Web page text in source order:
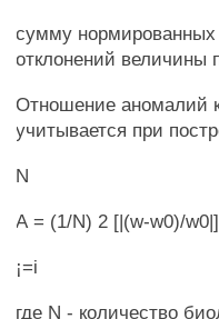
сумму
отклонений величины
Отношение аномалий
учитывается при
N
А = (1/N) 2 [|(w-w0)/
¡=i
где N - количество